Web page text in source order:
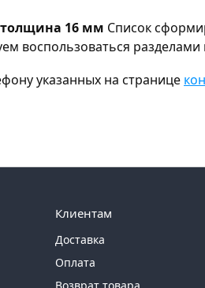
16 мм Список
воспользоваться
указанных на странице
Клиентам
Доставка
Оплата